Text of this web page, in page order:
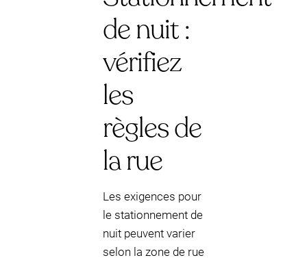
de nuit :
vérifiez
les
règles de
la rue
Les exigences pour
le stationnement de
nuit peuvent varier
selon la zone de rue